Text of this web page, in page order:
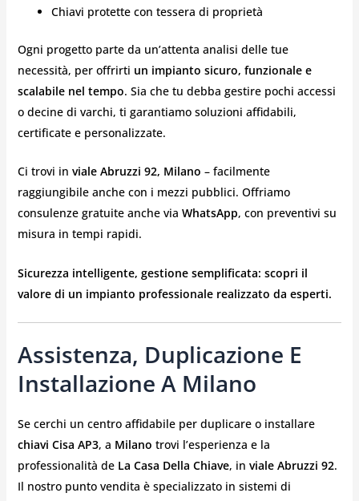
Chiavi protette con tessera di proprietà
Ogni progetto parte da un’attenta analisi delle tue
necessità, per offrirti un impianto sicuro, funzionale e
scalabile nel tempo. Sia che tu debba gestire pochi accessi
o decine di varchi, ti garantiamo soluzioni affidabili,
certificate e personalizzate.
Ci trovi in viale Abruzzi 92, Milano – facilmente
raggiungibile anche con i mezzi pubblici. Offriamo
consulenze gratuite anche via WhatsApp, con preventivi su
misura in tempi rapidi.
Sicurezza intelligente, gestione semplificata: scopri il
valore di un impianto professionale realizzato da esperti.
Assistenza, Duplicazione E
Installazione A Milano
Se cerchi un centro affidabile per duplicare o installare
chiavi Cisa AP3, a Milano trovi l’esperienza e la
professionalità de La Casa Della Chiave, in viale Abruzzi 92.
Il nostro punto vendita è specializzato in sistemi di